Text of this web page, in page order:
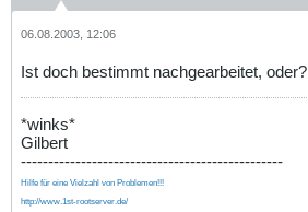
06.08.2003, 12:06
Ist doch bestimmt nachgearbeitet, oder?
*winks*
Gilbert
------------------------------------------------
Hilfe für eine Vielzahl von Problemen!!!
http://www.1st-rootserver.de/